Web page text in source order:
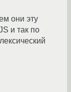
они эту
и так по